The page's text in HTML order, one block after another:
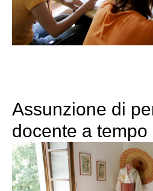
Assunzione di
docente a